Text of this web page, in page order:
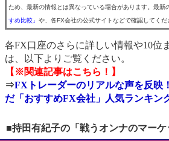
ため、最新の情報とは異なっている場合があります。最新
すめ比較」 や、各FX会社の公式サイトなどで確認してくだ
各FX口座のさらに詳しい情報や10位
は、以下よりご覧ください。
【※関連記事はこちら！】
⇒FXトレーダーのリアルな声を反映
だ「おすすめFX会社」人気ランキン
■持田有紀子の「戦うオンナのマー